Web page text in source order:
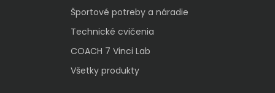
Športové potreby a náradie
Technické cvičenia
COACH 7 Vinci Lab
Všetky produkty